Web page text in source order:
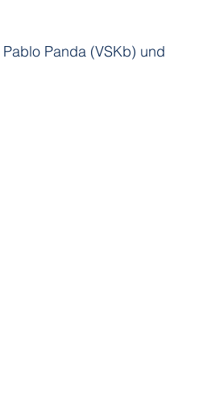
Panda (VSKb) und